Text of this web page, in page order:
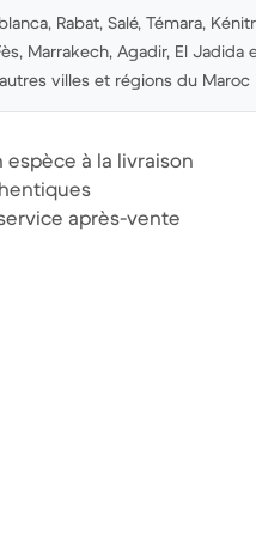
Rabat, Salé, Témara,
Marrakech, Agadir, El Jadida
villes et régions du Maroc
espèce à la livraison
après-vente